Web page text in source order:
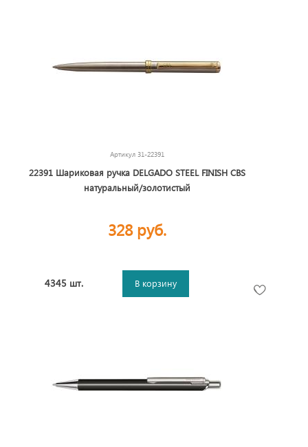
Артикул 31-22391
22391 Шариковая ручка DELGADO STEEL FINISH CBS
натуральный/золотистый
328 руб.
4345 шт. В корзину